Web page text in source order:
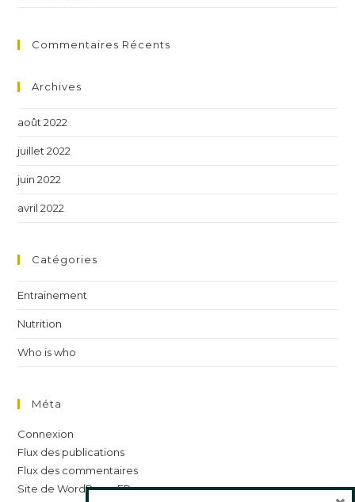
Commentaires Récents
Archives
août 2022
juillet 2022
juin 2022
avril 2022
Catégories
Entrainement
Nutrition
Who is who
Méta
Connexion
Flux des publications
Flux des commentaires
Site de WordPress-FR